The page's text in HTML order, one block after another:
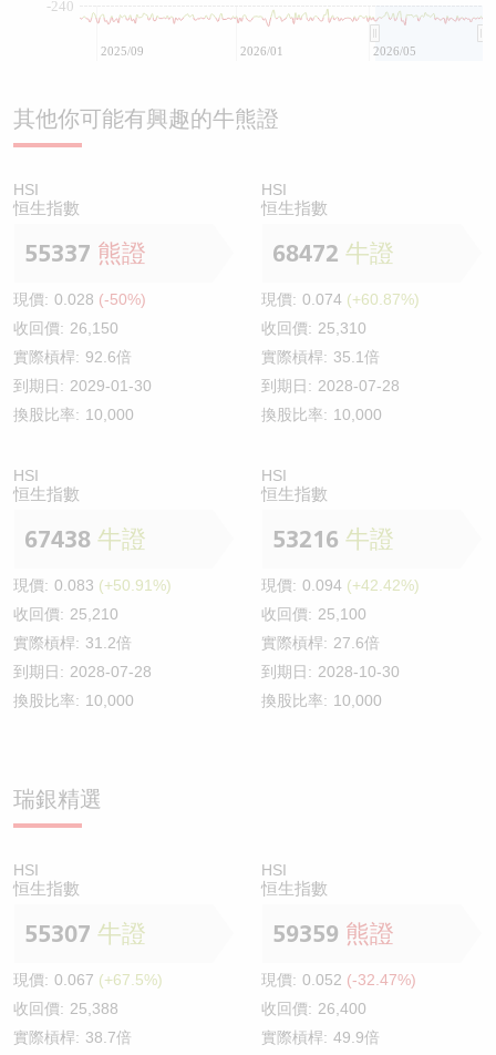
-240
2025/09 2026/01 2026/05
其他你可能有興趣的牛熊證
HSI
恒生指數
55337 熊證
現價: 0.028 (-50%)
收回價: 26,150
實際槓桿: 92.6倍
到期日: 2029-01-30
換股比率: 10,000
HSI
恒生指數
68472 牛證
現價: 0.074 (+60.87%)
收回價: 25,310
實際槓桿: 35.1倍
到期日: 2028-07-28
換股比率: 10,000
HSI
恒生指數
67438 牛證
現價: 0.083 (+50.91%)
收回價: 25,210
實際槓桿: 31.2倍
到期日: 2028-07-28
換股比率: 10,000
HSI
恒生指數
53216 牛證
現價: 0.094 (+42.42%)
收回價: 25,100
實際槓桿: 27.6倍
到期日: 2028-10-30
換股比率: 10,000
瑞銀精選
HSI
恒生指數
55307 牛證
現價: 0.067 (+67.5%)
收回價: 25,388
實際槓桿: 38.7倍
HSI
恒生指數
59359 熊證
現價: 0.052 (-32.47%)
收回價: 26,400
實際槓桿: 49.9倍